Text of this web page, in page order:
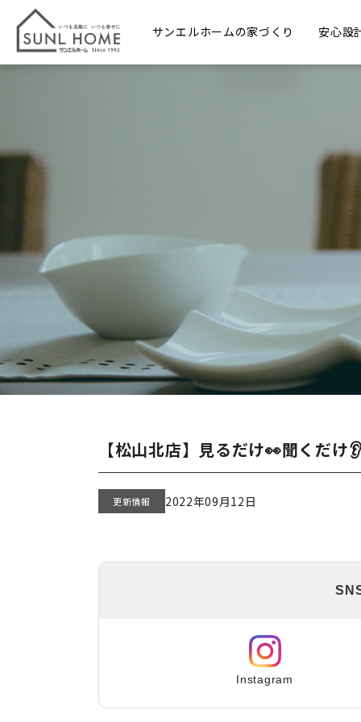
サンエルホームの家づくり 安心設
【松山北店】見るだけ👀聞くだけ
更新情報 2022年09月12日
Instagram